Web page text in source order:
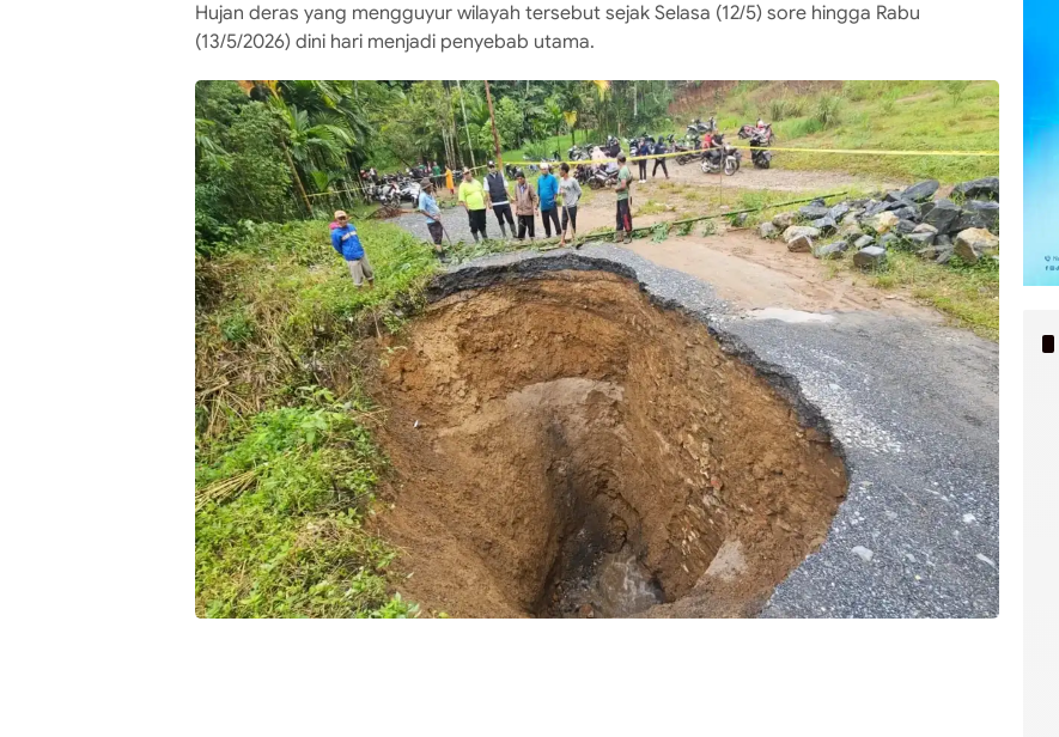
Hujan deras yang mengguyur wilayah tersebut sejak Selasa (12/5) sore hingga Rabu
(13/5/2026) dini hari menjadi penyebab utama.